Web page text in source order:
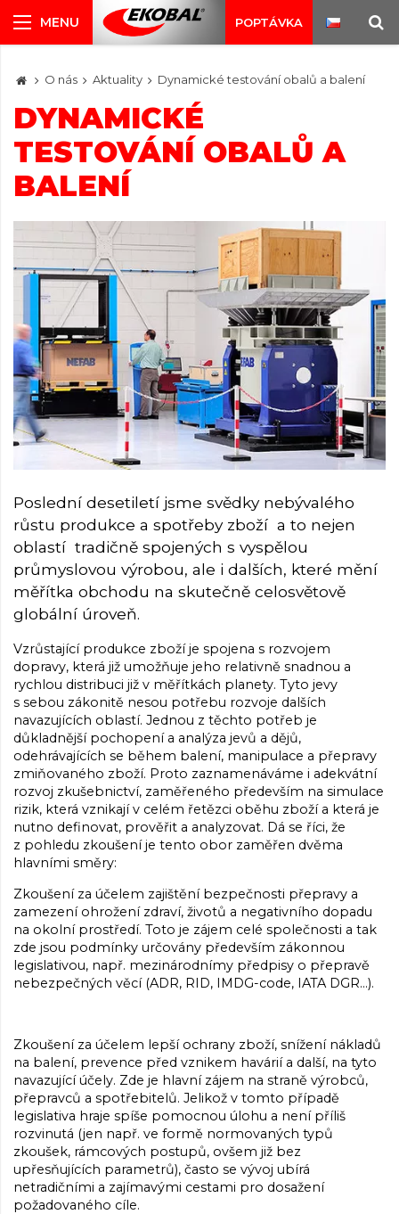
POPTÁVKA
O nás Aktuality Dynamické testování obalů a balení
DYNAMICKÉ
TESTOVÁNÍ OBALŮ A
BALENÍ
Poslední desetiletí jsme svědky nebývalého
růstu produkce a spotřeby zboží a to nejen
oblastí tradičně spojených s vyspělou
průmyslovou výrobou, ale i dalších, které mění
měřítka obchodu na skutečně celosvětově
globální úroveň.
Vzrůstající produkce zboží je spojena s rozvojem
dopravy, která již umožňuje jeho relativně snadnou a
rychlou distribuci již v měřítkách planety. Tyto jevy
s sebou zákonitě nesou potřebu rozvoje dalších
navazujících oblastí. Jednou z těchto potřeb je
důkladnější pochopení a analýza jevů a dějů,
odehrávajících se během balení, manipulace a přepravy
zmiňovaného zboží. Proto zaznamenáváme i adekvátní
rozvoj zkušebnictví, zaměřeného především na simulace
rizik, která vznikají v celém řetězci oběhu zboží a která je
nutno definovat, prověřit a analyzovat. Dá se říci, že
z pohledu zkoušení je tento obor zaměřen dvěma
hlavními směry:
Zkoušení za účelem zajištění bezpečnosti přepravy a
zamezení ohrožení zdraví, životů a negativního dopadu
na okolní prostředí. Toto je zájem celé společnosti a tak
zde jsou podmínky určovány především zákonnou
legislativou, např. mezinárodnímy předpisy o přepravě
nebezpečných věcí (ADR, RID, IMDG-code, IATA DGR…).
Zkoušení za účelem lepší ochrany zboží, snížení nákladů
na balení, prevence před vznikem havárií a další, na tyto
navazující účely. Zde je hlavní zájem na straně výrobců,
přepravců a spotřebitelů. Jelikož v tomto případě
legislativa hraje spíše pomocnou úlohu a není příliš
rozvinutá (jen např. ve formě normovaných typů
zkoušek, rámcových postupů, ovšem již bez
upřesňujících parametrů), často se vývoj ubírá
netradičními a zajímavými cestami pro dosažení
požadovaného cíle.